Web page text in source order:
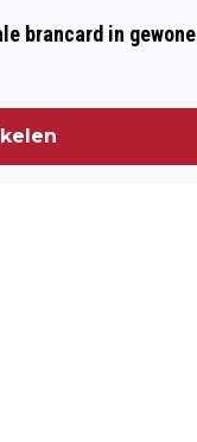
brancard in